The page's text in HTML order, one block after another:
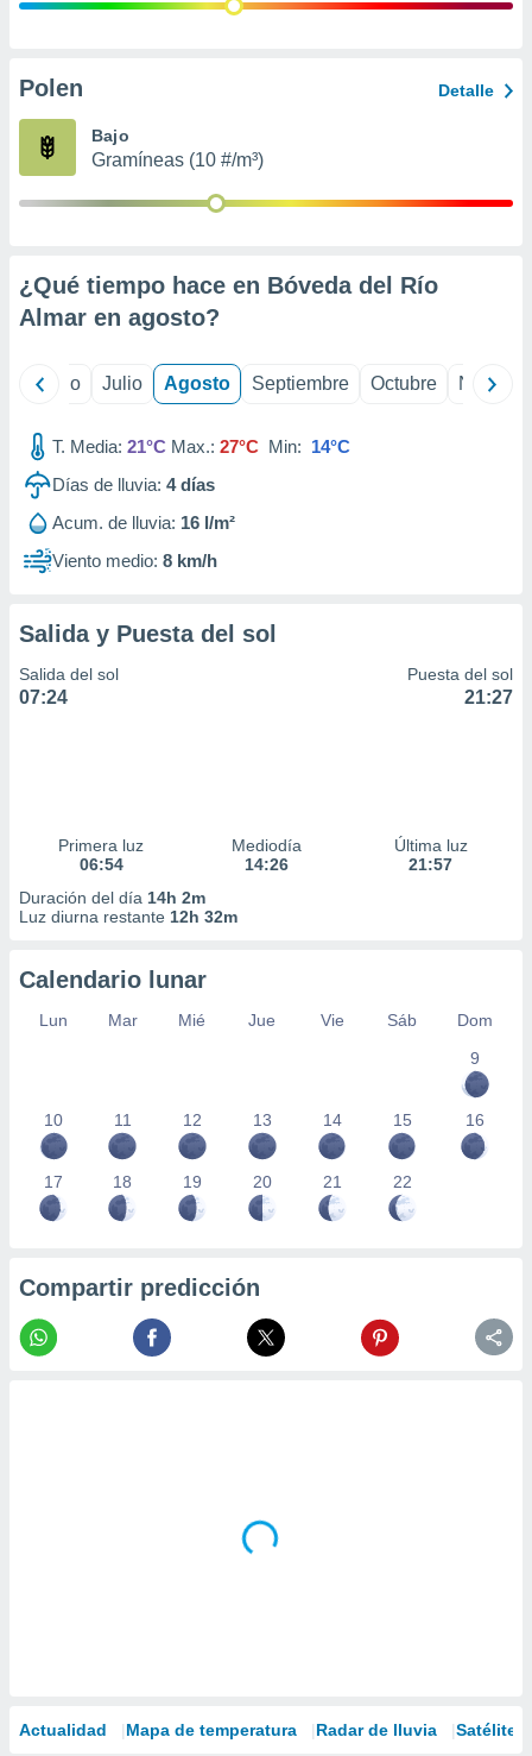
e
publicidad
Polen Detalle
Bajo
Gramíneas (10 #/m³)
¿Qué tiempo hace en Bóveda del Río
Almar en agosto?
Junio Julio Agosto Septiembre Octubre
T. Media: 21°C Max.: 27°C Min: 14°C
Días de lluvia: 4días
Acum. de lluvia: 16 l/m²
Viento medio: 8 km/h
Salida y Puesta del sol
Salida del sol
07:24
Puesta del sol
21:27
Primera luz
06:54
Mediodía
14:26
Última luz
21:57
Duración del día 14h 2m
Luz diurna restante 12h 32m
Calendario lunar
Lun Mar Mié Jue Vie Sáb
Dom
9
10 11 12 13 14 15 16
17 18 19 20 21 22
Compartir predicción
Actualidad Mapa de temperatura Radar de lluvia Satélites